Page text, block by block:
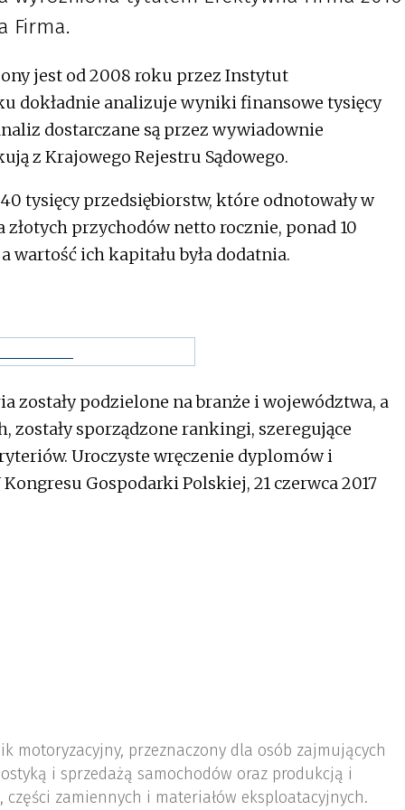
Firma.
jest od 2008 roku przez Instytut
dokładnie analizuje wyniki finansowe tysięcy
dostarczane są przez wywiadownie
z Krajowego Rejestru Sądowego.
tysięcy przedsiębiorstw, które odnotowały w
złotych przychodów netto rocznie, ponad 10
wartość ich kapitału była dodatnia.
zostały podzielone na branże i województwa, a
zostały sporządzone rankingi, szeregujące
Uroczyste wręczenie dyplomów i
Gospodarki Polskiej, 21 czerwca 2017
motoryzacyjny, przeznaczony dla osób zajmujących
i sprzedażą samochodów oraz produkcją i
zamiennych i materiałów eksploatacyjnych.